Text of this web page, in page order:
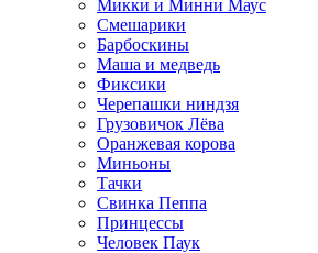
Микки и Минни Маус
Смешарики
Барбоскины
Маша и медведь
Фиксики
Черепашки ниндзя
Грузовичок Лёва
Оранжевая корова
Миньоны
Тачки
Свинка Пеппа
Принцессы
Человек Паук